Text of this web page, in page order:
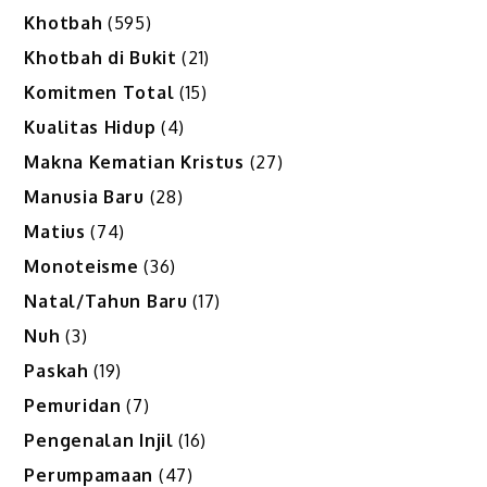
Khotbah (595)
Khotbah di Bukit (21)
Komitmen Total (15)
Kualitas Hidup (4)
Makna Kematian Kristus (27)
Manusia Baru (28)
Matius (74)
Monoteisme (36)
Natal/Tahun Baru (17)
Nuh (3)
Paskah (19)
Pemuridan (7)
Pengenalan Injil (16)
Perumpamaan (47)